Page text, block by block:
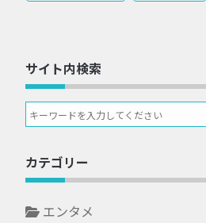
サイト内検索
カテゴリー
エンタメ